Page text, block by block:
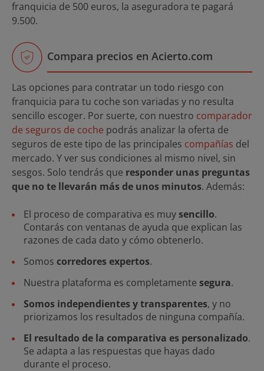
franquicia de 500 euros, la aseguradora te pagará
9.500.
Compara precios en Acierto.com
Las opciones para contratar un todo riesgo con
franquicia para tu coche son variadas y no resulta
sencillo escoger. Por suerte, con nuestro comparador
de seguros de coche podrás analizar la oferta de
seguros de este tipo de las principales compañías del
mercado. Y ver sus condiciones al mismo nivel, sin
sesgos. Solo tendrás que responder unas preguntas
que no te llevarán más de unos minutos. Además:
El proceso de comparativa es muysencillo.
Contarás con ventanas de ayuda que explican las
razones de cada dato y cómo obtenerlo.
Somos corredores expertos.
Nuestra plataforma es completamente segura.
Somos independientes y transparentes, y no
priorizamos los resultados de ninguna compañía.
El resultado de la comparativa es personalizado.
Se adapta a las respuestas que hayas dado
durante el proceso.